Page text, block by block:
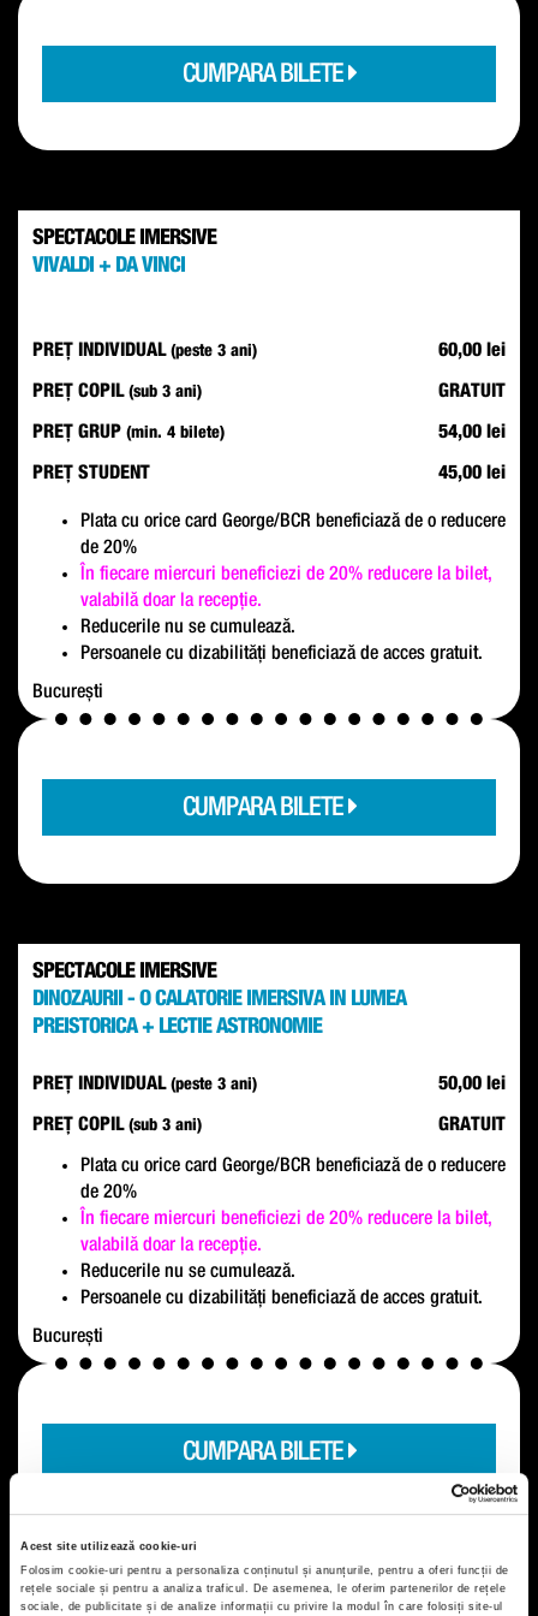
Acest site utilizează cookie-uri
Folosim cookie-uri pentru a personaliza conținutul și anunțurile, pentru a oferi funcții de
rețele sociale și pentru a analiza traficul. De asemenea, le oferim partenerilor de rețele
sociale, de publicitate și de analize informații cu privire la modul în care folosiți site-ul
CUMPARA BILETE
SPECTACOLE IMERSIVE
VIVALDI + DA VINCI
PREȚ INDIVIDUAL (peste 3 ani) 60,00 lei
PREȚ COPIL (sub 3 ani) GRATUIT
PREȚ GRUP (min. 4 bilete) 54,00 lei
PREȚ STUDENT 45,00 lei
Plata cu orice card George/BCR beneficiază de o reducere
de 20%
În fiecare miercuri beneficiezi de 20% reducere la bilet,
valabilă doar la recepție.
Reducerile nu se cumulează.
Persoanele cu dizabilități beneficiază de acces gratuit.
București
CUMPARA BILETE
SPECTACOLE IMERSIVE
DINOZAURII - O CALATORIE IMERSIVA IN LUMEA
PREISTORICA + LECTIE ASTRONOMIE
PREȚ INDIVIDUAL (peste 3 ani) 50,00 lei
PREȚ COPIL (sub 3 ani) GRATUIT
Plata cu orice card George/BCR beneficiază de o reducere
de 20%
În fiecare miercuri beneficiezi de 20% reducere la bilet,
valabilă doar la recepție.
Reducerile nu se cumulează.
Persoanele cu dizabilități beneficiază de acces gratuit.
București
CUMPARA BILETE